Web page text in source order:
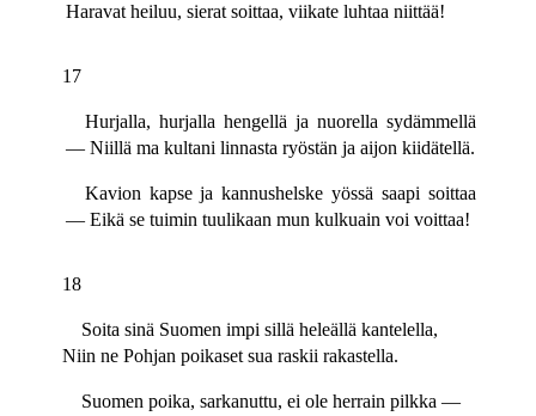
Haravat heiluu, sierat soittaa, viikate luhtaa niittää!
17
Hurjalla, hurjalla hengellä ja nuorella sydämmellä
— Niillä ma kultani linnasta ryöstän ja aijon kiidätellä.
Kavion kapse ja kannushelske yössä saapi soittaa
— Eikä se tuimin tuulikaan mun kulkuain voi voittaa!
18
Soita sinä Suomen impi sillä heleällä kantelella,
Niin ne Pohjan poikaset sua raskii rakastella.
Suomen poika, sarkanuttu, ei ole herrain pilkka —